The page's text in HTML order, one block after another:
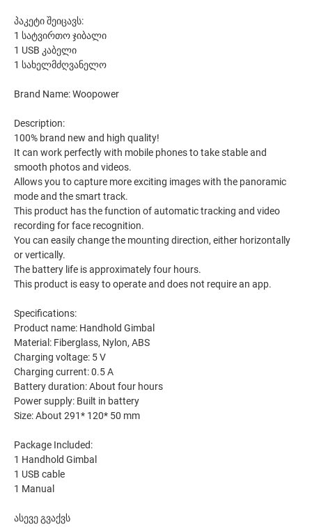
პაკეტი შეიცავს:
1 სატვირთო ჯიბალი
1 USB კაბელი
1 სახელმძღვანელო
Brand Name: Woopower
Description:
100% brand new and high quality!
It can work perfectly with mobile phones to take stable and
smooth photos and videos.
Allows you to capture more exciting images with the panoramic
mode and the smart track.
This product has the function of automatic tracking and video
recording for face recognition.
You can easily change the mounting direction, either horizontally
or vertically.
The battery life is approximately four hours.
This product is easy to operate and does not require an app.
Specifications:
Product name: Handhold Gimbal
Material: Fiberglass, Nylon, ABS
Charging voltage: 5 V
Charging current: 0.5 A
Battery duration: About four hours
Power supply: Built in battery
Size: About 291* 120* 50 mm
Package Included:
1 Handhold Gimbal
1 USB cable
1 Manual
ასევე გვაქვს